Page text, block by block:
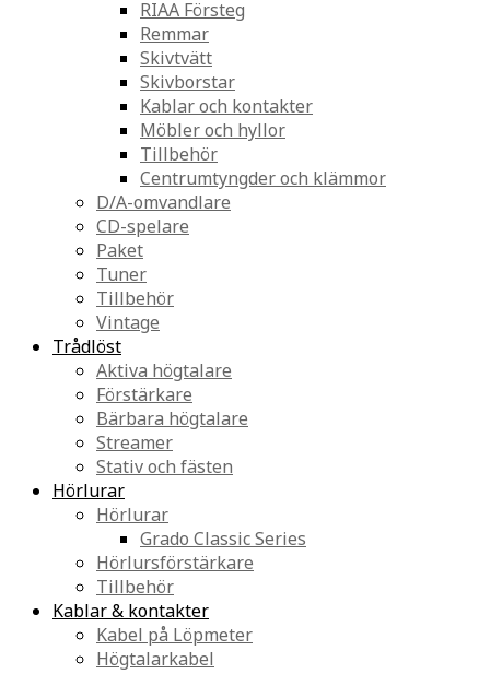
RIAA Försteg
Remmar
Skivtvätt
Skivborstar
Kablar och kontakter
Möbler och hyllor
Tillbehör
Centrumtyngder och klämmor
D/A-omvandlare
CD-spelare
Paket
Tuner
Tillbehör
Vintage
Trådlöst
Aktiva högtalare
Förstärkare
Bärbara högtalare
Streamer
Stativ och fästen
Hörlurar
Hörlurar
Grado Classic Series
Hörlursförstärkare
Tillbehör
Kablar & kontakter
Kabel på Löpmeter
Högtalarkabel